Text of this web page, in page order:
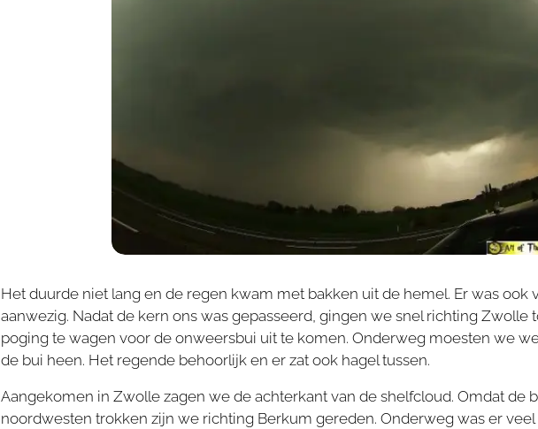
Het duurde niet lang en de regen kwam met bakken uit de hemel. Er was ook
aanwezig. Nadat de kern ons was gepasseerd, gingen we snel richting Zwolle
poging te wagen voor de onweersbui uit te komen. Onderweg moesten we
de bui heen. Het regende behoorlijk en er zat ook hagel tussen.
Aangekomen in Zwolle zagen we de achterkant van de shelfcloud. Omdat de
noordwesten trokken zijn we richting Berkum gereden. Onderweg was er